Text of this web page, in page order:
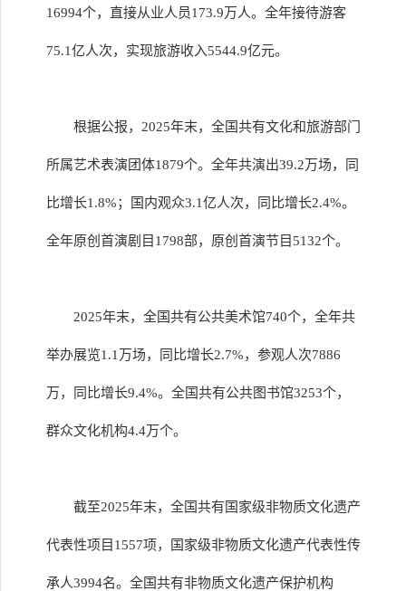
16994个，直接从业人员173.9万人。全年接待游客
75.1亿人次，实现旅游收入5544.9亿元。
根据公报，2025年末，全国共有文化和旅游部门
所属艺术表演团体1879个。全年共演出39.2万场，同
比增长1.8%；国内观众3.1亿人次，同比增长2.4%。
全年原创首演剧目1798部，原创首演节目5132个。
2025年末，全国共有公共美术馆740个，全年共
举办展览1.1万场，同比增长2.7%，参观人次7886
万，同比增长9.4%。全国共有公共图书馆3253个，
群众文化机构4.4万个。
截至2025年末，全国共有国家级非物质文化遗产
代表性项目1557项，国家级非物质文化遗产代表性传
承人3994名。全国共有非物质文化遗产保护机构